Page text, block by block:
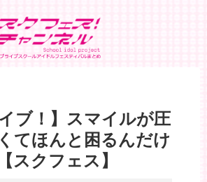
ブ！】スマイルが圧
てほんと困るんだけ
スクフェス】